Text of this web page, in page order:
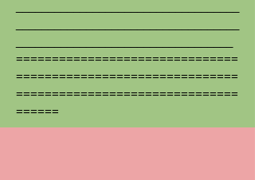
===============================
===============================
===============================
======